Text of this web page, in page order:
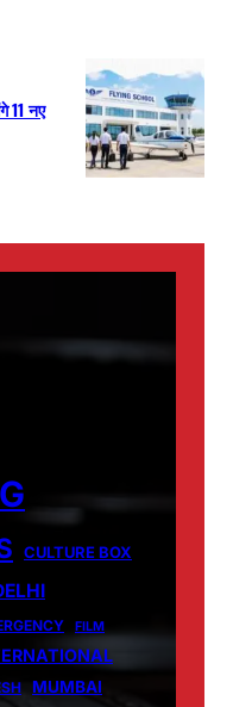
11 नए
CULTURE BOX
FILM
MUMBAI